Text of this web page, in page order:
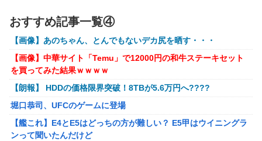
の？
メトロイドプライム4 新品が2999円に…
百合子「隣に座る貴女」【ミリマス】
【VTuber】Google Play「選抜！推しナイン発表会」出演
者発表！『にじだけと思ってたけど座長と除夜のケツおるや
んけ』
『ほの暮しの庭』Switch2版 21,965本、Switch版 12,458本
【アークナイツ】Cutiesシリーズ「アンジェリーナ」「テキー
ラ」デフォルメフィギュア【予約開始】
【アズールレーン】グッスマ上海「大鳳：プライベート・クォー
ターズVer.」フィギュア【原型公開】
【ガンダムSEED】バンプレスト「ラクス・クライン」「カガ
リ・ユラ・アスハ」プライズフィギュア【彩色原型公開】
【艦これ】E4とE5はどっちの方が難しい？ E5甲はウイニングラ
ンって聞いたんだけど
おすすめ記事一覧④
【画像】あのちゃん、とんでもないデカ尻を晒す・・・
【画像】中華サイト「Temu」で12000円の和牛ステーキセット
を買ってみた結果ｗｗｗｗ
【朗報】 HDDの価格限界突破！8TBが5.6万円へ????
堀口恭司、UFCのゲームに登場
【艦これ】E4とE5はどっちの方が難しい？ E5甲はウイニングラ
ンって聞いたんだけど